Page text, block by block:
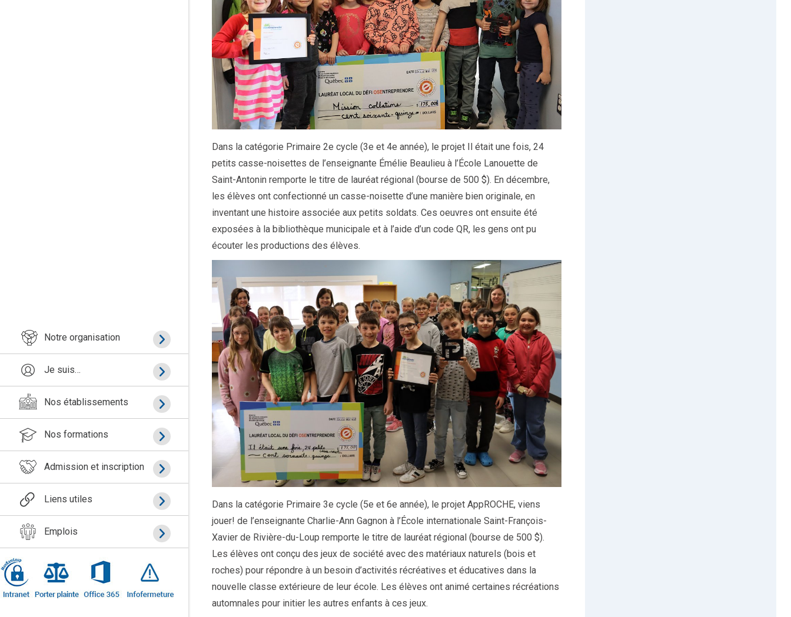
Notre organisation
Je suis…
Nos établissements
Nos formations
Admission et inscription
Liens utiles
Emplois
Dans la catégorie Primaire 2e cycle (3e et 4e année), le projet Il était une fois, 24
petits casse-noisettes de l’enseignante Émélie Beaulieu à l’École Lanouette de
Saint-Antonin remporte le titre de lauréat régional (bourse de 500 $). En décembre,
les élèves ont confectionné un casse-noisette d’une manière bien originale, en
inventant une histoire associée aux petits soldats. Ces oeuvres ont ensuite été
exposées à la bibliothèque municipale et à l’aide d’un code QR, les gens ont pu
écouter les productions des élèves.
Dans la catégorie Primaire 3e cycle (5e et 6e année), le projet AppROCHE, viens
jouer! de l’enseignante Charlie-Ann Gagnon à l’École internationale Saint-François-
Xavier de Rivière-du-Loup remporte le titre de lauréat régional (bourse de 500 $).
Les élèves ont conçu des jeux de société avec des matériaux naturels (bois et
roches) pour répondre à un besoin d’activités récréatives et éducatives dans la
nouvelle classe extérieure de leur école. Les élèves ont animé certaines récréations
automnales pour initier les autres enfants à ces jeux.